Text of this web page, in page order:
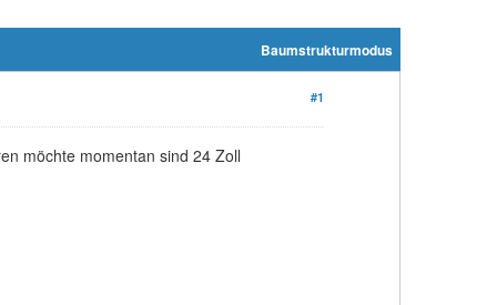
Baumstrukturmodus
#1
möchte momentan sind 24 Zoll